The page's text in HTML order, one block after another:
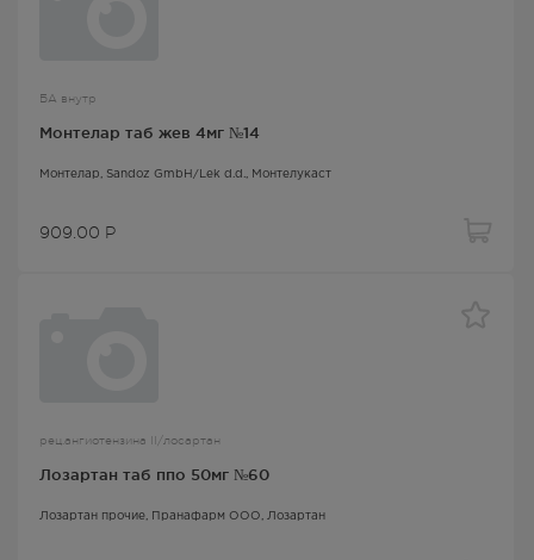
БА внутр
Монтелар таб жев 4мг №14
Монтелар , Sandoz GmbH/Lek d.d., Монтелукаст
909.00 Р
рец.ангиотензина II/лосартан
Лозартан таб ппо 50мг №60
Лозартан прочие, Пранафарм ООО, Лозартан